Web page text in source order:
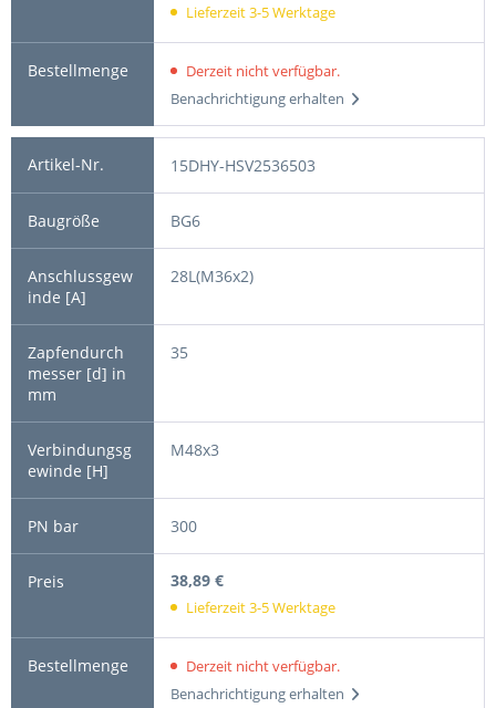
Lieferzeit 3-5 Werktage
Derzeit nicht verfügbar.
Benachrichtigung erhalten
15DHY-HSV2536503
BG6
28L(M36x2)
35
M48x3
300
38,89 €
Lieferzeit 3-5 Werktage
Derzeit nicht verfügbar.
Benachrichtigung erhalten